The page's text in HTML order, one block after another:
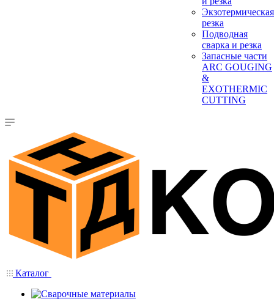
Экзотермическая
резка
Подводная
сварка и резка
Запасные части
ARC GOUGING
&
EXOTHERMIC
CUTTING
Каталог